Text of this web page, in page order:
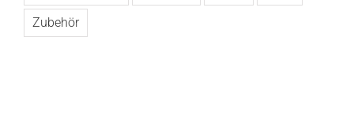
Zubehör